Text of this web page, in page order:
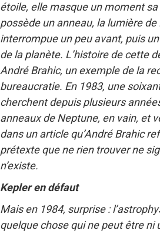
étoile, elle masque un moment
possède un anneau, la lumière de
interrompue un peu avant, puis
de la planète. L’histoire de cette
André Brahic, un exemple de la
bureaucratie. En 1983, une
cherchent depuis plusieurs
anneaux de Neptune, en vain, et
dans un article qu’André Brahic
prétexte que ne rien trouver ne
n’existe.
Kepler en défaut
Mais en 1984, surprise :
quelque chose qui ne peut être ni